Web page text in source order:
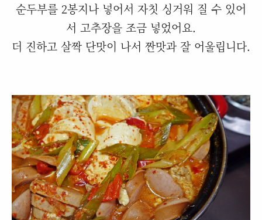
순두부를 2봉지나 넣어서 자칫 싱거워 질 수 있어
서 고추장을 조금 넣었어요.
더 진하고 살짝 단맛이 나서 짠맛과 잘 어울립니다.